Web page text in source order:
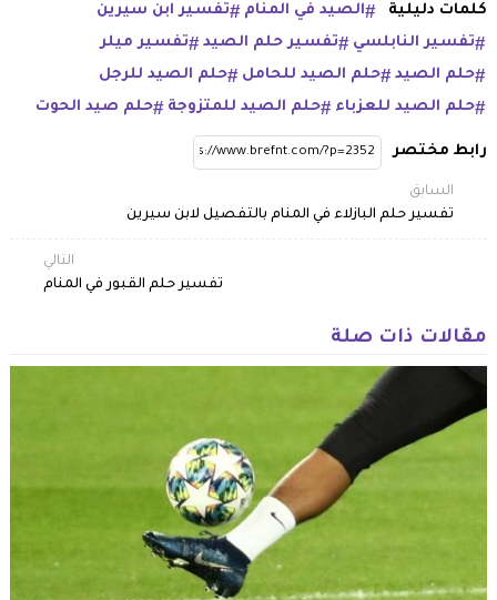
كلمات دليلية الصيد في المنام
تفسير ابن سيرين
تفسير النابلسي
تفسير حلم الصيد
تفسير ميلر
حلم الصيد
حلم الصيد للحامل
حلم الصيد للرجل
حلم الصيد للعزباء
حلم الصيد للمتزوجة حلم صيد الحوت
رابط مختصر
السابق
تفسير حلم البازلاء في المنام بالتفصيل لابن سيرين
التالي
تفسير حلم القبور في المنام
مقالات ذات صلة